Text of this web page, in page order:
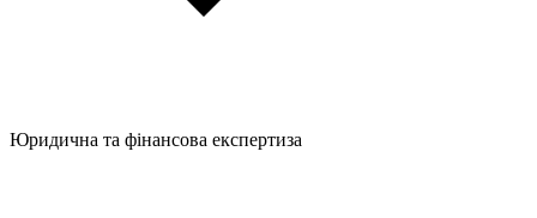
Юридична та фінансова експертиза